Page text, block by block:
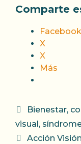
Comparte
Facebook
X
X
Más
Categorías
Bienestar,
visual ,
Etiquetas
Acción